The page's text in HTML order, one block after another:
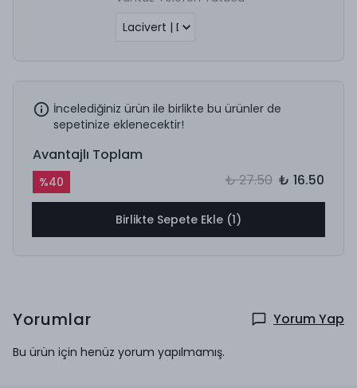
İncelediğiniz ürün ile birlikte bu ürünler de
sepetinize eklenecektir!
Avantajlı Toplam
%40 ₺ 27.50 ₺ 16.50
Birlikte Sepete Ekle (1)
Yorumlar Yorum Yap
Bu ürün için henüz yorum yapılmamış.